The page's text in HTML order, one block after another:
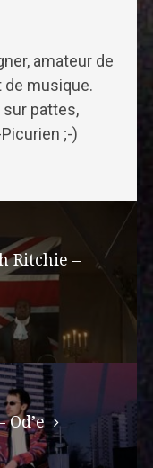
amateur de
de musique.
sur pattes,
;-)
Ritchie –
Od’e